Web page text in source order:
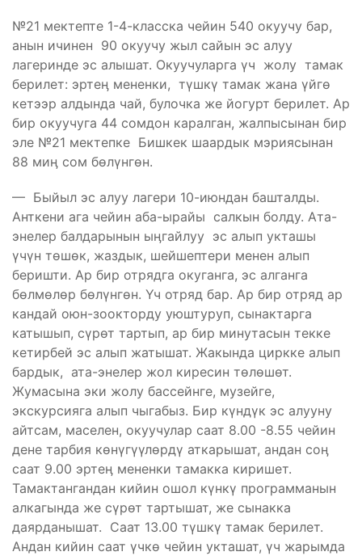
№21 мектепте 1-4-класска чейин 540 окуучу бар,
анын ичинен 90 окуучу жыл сайын эс алуу
лагеринде эс алышат. Окуучуларга үч жолу тамак
берилет: эртеӊ мененки, түшкү тамак жана үйгө
кетээр алдында чай, булочка же йогурт берилет. Ар
бир окуучуга 44 сомдон каралган, жалпысынан бир
эле №21 мектепке Бишкек шаардык мэриясынан
88 миӊ сом бөлүнгөн.
— Быйыл эс алуу лагери 10-июндан башталды.
Анткени ага чейин аба-ырайы салкын болду. Ата-
энелер балдарынын ыӊгайлуу эс алып укташы
үчүн төшөк, жаздык, шейшептери менен алып
беришти. Ар бир отрядга окуганга, эс алганга
бөлмөлөр бөлүнгөн. Үч отряд бар. Ар бир отряд ар
кандай оюн-зоокторду уюштуруп, сынактарга
катышып, сүрөт тартып, ар бир минутасын текке
кетирбей эс алып жатышат. Жакында циркке алып
бардык, ата-энелер жол киресин төлөшөт.
Жумасына эки жолу бассейнге, музейге,
экскурсияга алып чыгабыз. Бир күндүк эс алууну
айтсам, маселен, окуучулар саат 8.00 -8.55 чейин
дене тарбия көнүгүүлөрдү аткарышат, андан соӊ
саат 9.00 эртеӊ мененки тамакка киришет.
Тамактангандан кийин ошол күнкү программанын
алкагында же сүрөт тартышат, же сынакка
даярданышат. Саат 13.00 түшкү тамак берилет.
Андан кийин саат үчкө чейин укташат, үч жарымда